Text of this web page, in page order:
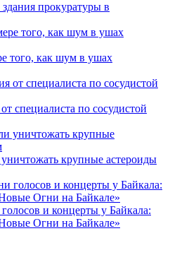
прокуратуры в
того, как шум в ушах
специалиста по сосудистой
крупные астероиды
и концерты у Байкала:
Огни на Байкале»